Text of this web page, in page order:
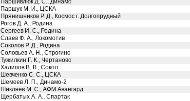
Паршивлюк Д. С., Динамо
Паршук М. И., ЦСКА
Прянишников Р. Д., Космос г. Долгопрудный
Рогов Д. А., Родина
Сергеев И. С., Родина
Слаев Ф. А., Локомотив
Соколов Р. Д., Родина
Соловьев А. Н., Строгино
Тужилкин Г. К., Чертаново
Халипов В. В., Сокол
Шевченко С. С., ЦСКА
Шемеев Л. П., Динамо-2
Шикляев М. С., АФМ Авангард
Щербатых А. А., Спартак